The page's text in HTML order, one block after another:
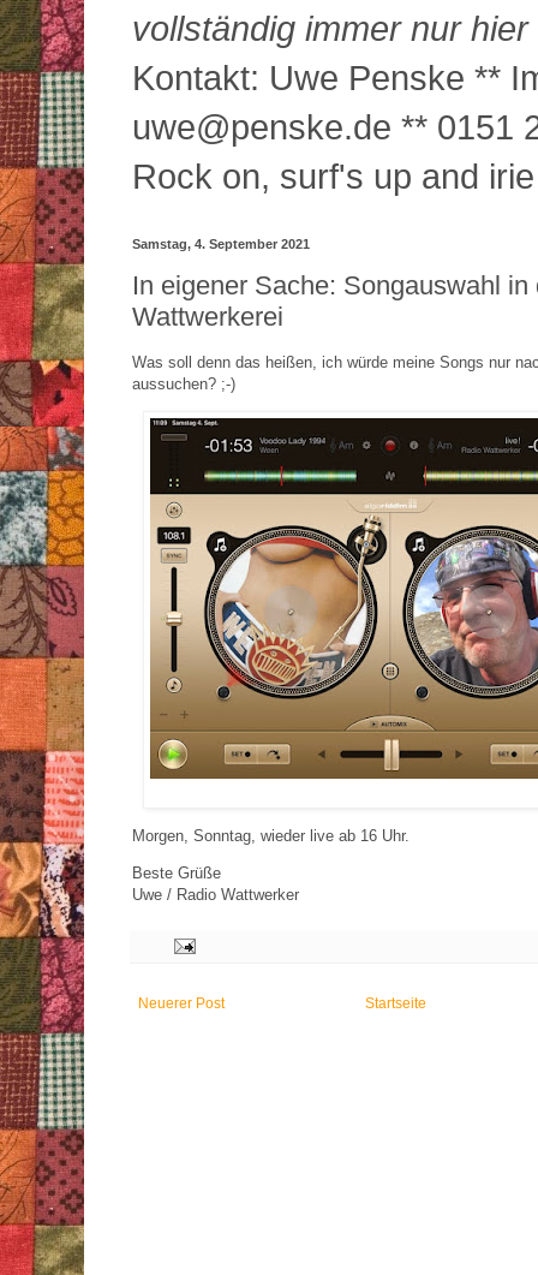
vollständig immer nur
Kontakt: Uwe Penske **
uwe@penske.de ** 0151
Rock on, surf's up and
Samstag, 4. September 2021
In eigener Sache: Songauswahl in
Wattwerkerei
Was soll denn das heißen, ich würde meine Songs nur
aussuchen? ;-)
Morgen, Sonntag, wieder live ab 16 Uhr.
Beste Grüße
Uwe / Radio Wattwerker
Neuerer Post Startseite